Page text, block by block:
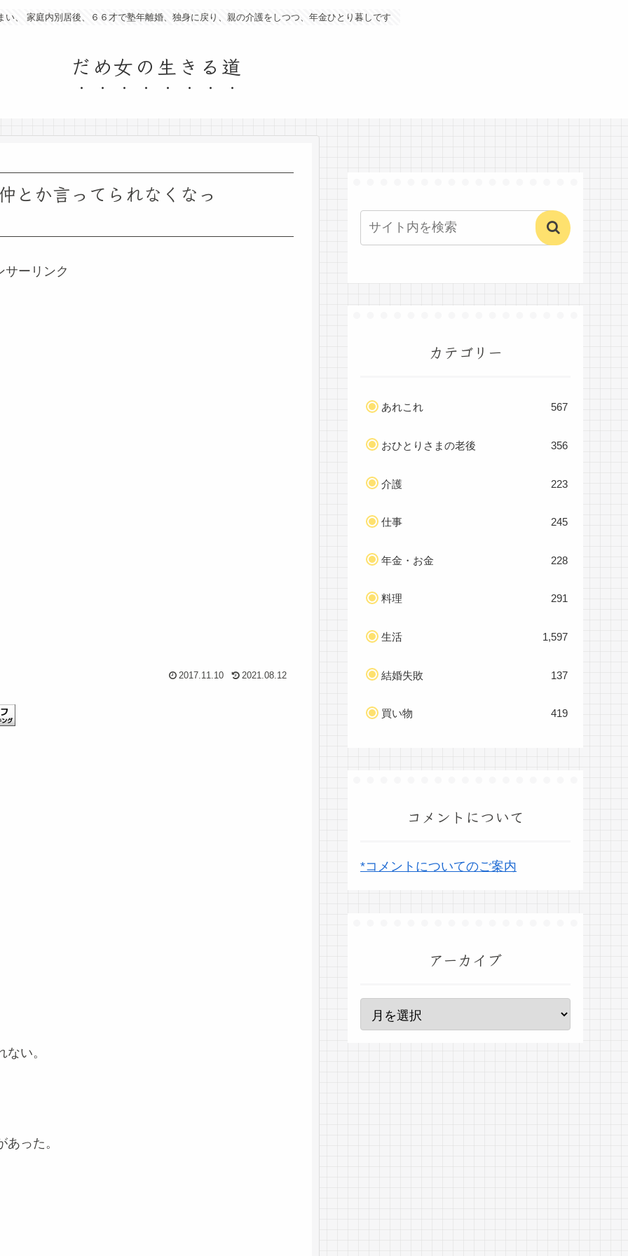
い、 家庭内別居後、６６才で塾年離婚、独身に戻り、親の介護をしつつ、年金ひとり暮しです
だめ女の生きる道
とか言ってられなくなっ
サーリンク
2017.11.10 2021.08.12
い。
った。
カテゴリー
あれこれ 567
おひとりさまの老後 356
介護 223
仕事 245
年金・お金 228
料理 291
生活 1,597
結婚失敗 137
買い物 419
コメントについて
*コメントについてのご案内
アーカイブ